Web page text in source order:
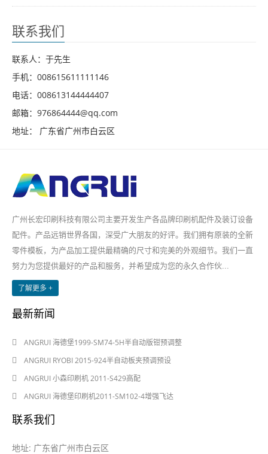
联系我们
联系人：于先生
手机：008615611111146
电话：008613144444407
邮箱：976864444@qq.com
地址： 广东省广州市白云区
广州长宏印刷科技有限公司主要开发生产各品牌印刷机配件及装订设备
配件。产品远销世界各国，深受广大朋友的好评。我们拥有原装的全新
零件模板，为产品加工提供最精确的尺寸和完美的外观细节。我们一直
努力为您提供最好的产品和服务，并希望成为您的永久合作伙...
了解更多 +
最新新闻
ANGRUI 海德堡1999-SM74-5H半自动版钳预调整
ANGRUI RYOBI 2015-924半自动板夹预调预设
ANGRUI 小森印刷机 2011-S429高配
ANGRUI 海德堡印刷机2011-SM102-4增强飞达
联系我们
地址: 广东省广州市白云区